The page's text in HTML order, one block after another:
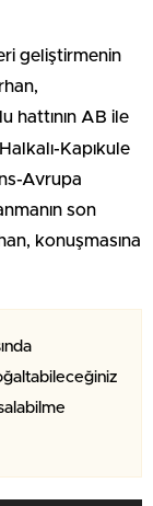
geliştirmenin
hattının AB ile
Kapıkule
Avrupa
son
konuşmasına